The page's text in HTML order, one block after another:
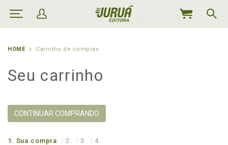
MEU
HOME Carrinho de compras
Seu carrinho
CONTINUAR COMPRANDO
1. Sua compra 2. 3. 4.